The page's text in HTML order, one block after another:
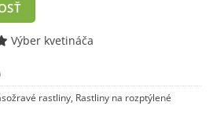
Výber kvetináča
rastliny, Rastliny na rozptýlené